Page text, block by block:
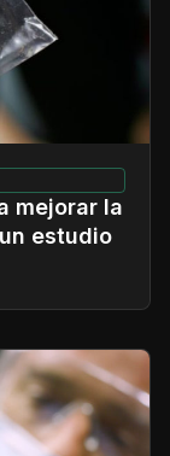
mejorar la
estudio